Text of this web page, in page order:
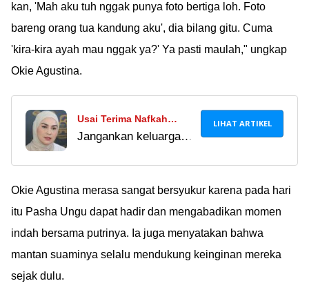
kan, 'Mah aku tuh nggak punya foto bertiga loh. Foto
bareng orang tua kandung aku', dia bilang gitu. Cuma
'kira-kira ayah mau nggak ya?' Ya pasti maulah," ungkap
Okie Agustina.
Usai Terima Nafkah
Rp500 Ribu dari Ammar
Keluarga
Jangankan keluarga
Rp500 ribu. Semangat
terus cari nafkahnya,
Mbak Irish!
LIHAT ARTIKEL
Okie Agustina merasa sangat bersyukur karena pada hari
itu Pasha Ungu dapat hadir dan mengabadikan momen
indah bersama putrinya. Ia juga menyatakan bahwa
mantan suaminya selalu mendukung keinginan mereka
sejak dulu.